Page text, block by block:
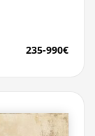
235-990€